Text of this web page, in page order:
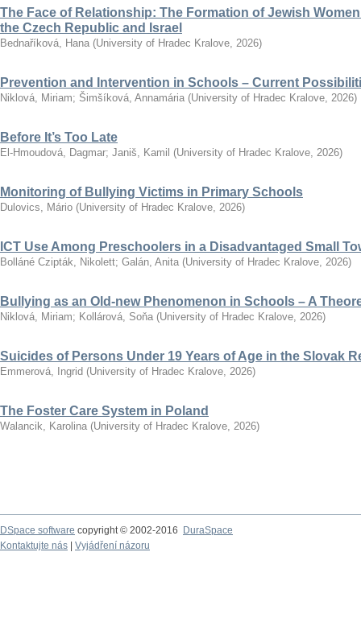
The Face of Relationship: The Formation of Jewish
the Czech Republic and Israel
Bednaříková, Hana (University of Hradec Kralove, 2026)
Prevention and Intervention in Schools – Current
Niklová, Miriam; Šimšíková, Annamária (University of Hradec Kralove, 2026)
Before It’s Too Late
El-Hmoudová, Dagmar; Janiš, Kamil (University of Hradec Kralove, 2026)
Monitoring of Bullying Victims in Primary Schools
Dulovics, Mário (University of Hradec Kralove, 2026)
ICT Use Among Preschoolers in a Disadvantaged Small
Bolláné Czipták, Nikolett; Galán, Anita (University of Hradec Kralove, 2026)
Bullying as an Old-new Phenomenon in Schools – A
Niklová, Miriam; Kollárová, Soňa (University of Hradec Kralove, 2026)
Suicides of Persons Under 19 Years of Age in the Slovak
Emmerová, Ingrid (University of Hradec Kralove, 2026)
The Foster Care System in Poland
Walancik, Karolina (University of Hradec Kralove, 2026)
DSpace software copyright © 2002-2016
DuraSpace
Kontaktujte nás
Vyjádření názoru